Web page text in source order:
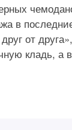
в
от друга»,
кладь, а в